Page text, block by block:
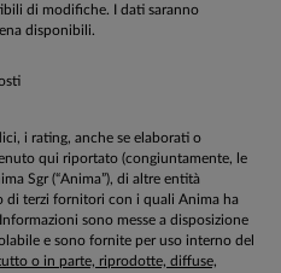
di modifiche. I dati saranno
disponibili.
i rating, anche se elaborati o
qui riportato (congiuntamente, le
Sgr (“Anima”), di altre entità
di terzi fornitori con i quali Anima ha
sono messe a disposizione
e sono fornite per uso interno del
o in parte, riprodotte, diffuse,